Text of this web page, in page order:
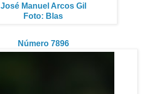
José Manuel Arcos Gil
Foto: Blas
Número 7896